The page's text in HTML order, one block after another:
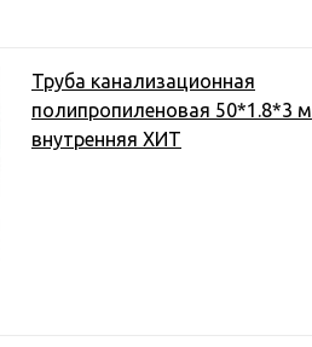
Труба канализационная
полипропиленовая 50*1.8*3 м
внутренняя ХИТ